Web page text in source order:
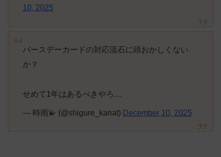
10, 2025
バースデーカードの対応流石に頭おかしくない
か？
せめて1年はあるべきやろ…
— 時雨💫 (@shigure_kanat) December 10, 2025